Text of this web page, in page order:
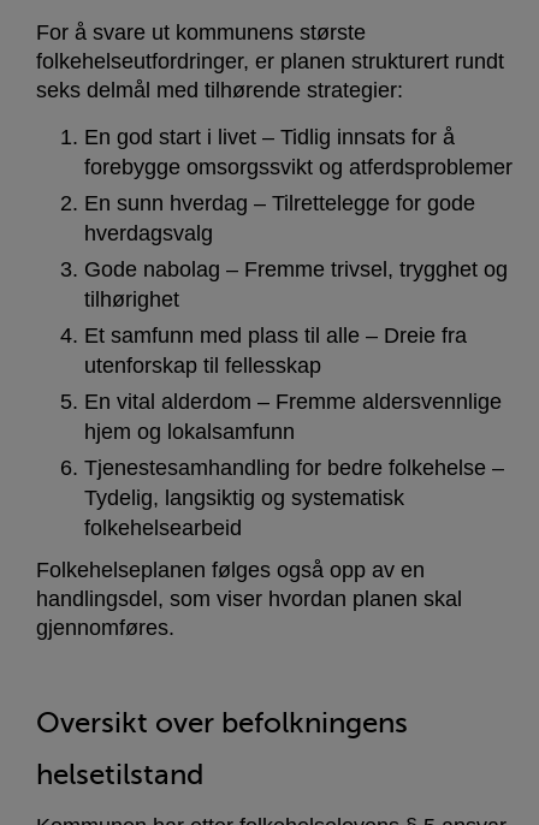
For å svare ut kommunens største
folkehelseutfordringer, er planen strukturert rundt
seks delmål med tilhørende strategier:
En god start i livet – Tidlig innsats for å
forebygge omsorgssvikt og atferdsproblemer
En sunn hverdag – Tilrettelegge for gode
hverdagsvalg
Gode nabolag – Fremme trivsel, trygghet og
tilhørighet
Et samfunn med plass til alle – Dreie fra
utenforskap til fellesskap
En vital alderdom – Fremme aldersvennlige
hjem og lokalsamfunn
Tjenestesamhandling for bedre folkehelse –
Tydelig, langsiktig og systematisk
folkehelsearbeid
Folkehelseplanen følges også opp av en
handlingsdel, som viser hvordan planen skal
gjennomføres.
Oversikt over befolkningens
helsetilstand